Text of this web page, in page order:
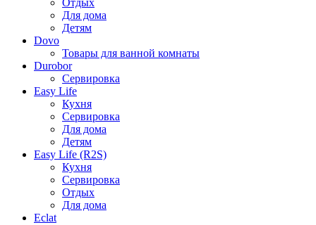
Отдых
Для дома
Детям
Dovo
Товары для ванной комнаты
Durobor
Сервировка
Easy Life
Кухня
Сервировка
Для дома
Детям
Easy Life (R2S)
Кухня
Сервировка
Отдых
Для дома
Eclat